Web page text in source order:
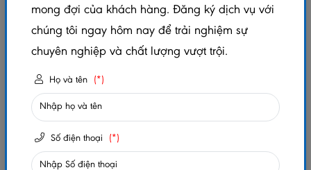
LAM HỘP NGOÀI TRỜI 50X100X2900MM
5.0/5 (1 đánh giá) | 0 đã bán
Xem thêm thuộc tính sản phẩm
Trạng thái: Còn hàng
Số lần xem: 584
mong đợi của khách hàng. Đăng ký dịch vụ với
chúng tôi ngay hôm nay để trải nghiệm sự
chuyên nghiệp và chất lượng vượt trội.
Họ và tên (*)
Số điện thoại (*)